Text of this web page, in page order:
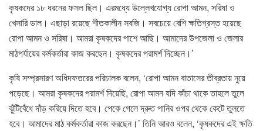
কৃষকদের ১৮ ধরনের ফসল ছিল। এরমধ্যে উল্লেখযোগ্য রোপা আমন, সরিষা ও
খেসারি ডাল। এছাড়া রয়েছে শীতকালীন সবজি। সবচেয়ে বেশি ক্ষতিগ্রস্ত হয়েছে
রোপা আমন ও সরিষা। আমরা কৃষকদের পাশে আছি। আমাদের উপজেলা ও জেলার
মাঠপর্যায়ের কর্মকর্তারা কাজ করছেন। কৃষকদের পরামর্শ দিচ্ছেন।’
কৃষি সম্প্রসারণ অধিদফতরের পরিচালক বলেন, ‘রোপা আমন বাতাসের তীব্রতায় নুয়ে
পড়েছে। আমরা কৃষকদের পরামর্শ দিয়েছি, রোপা আমন যদি কাঁচা থাকে তাহলে তুলে
ঝুঁটিবেঁধে দাঁড় করিয়ে দিতে হবে। পেকে গেলে দ্রুত পানির ওপর থেকে কেটে তুলতে
হবে। আমাদের মাঠ কর্মকর্তারা কাজ করছেন।’ তিনি আরও বলেন, ‘কৃষকদের এই ক্ষতি